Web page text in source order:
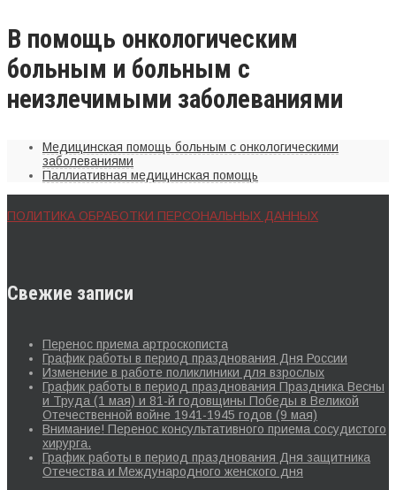
В помощь онкологическим
больным и больным с
неизлечимыми заболеваниями
Медицинская помощь больным с онкологическими
заболеваниями
Паллиативная медицинская помощь
ПОЛИТИКА ОБРАБОТКИ ПЕРСОНАЛЬНЫХ ДАННЫХ
Свежие записи
Перенос приема артроскописта
График работы в период празднования Дня России
Изменение в работе поликлиники для взрослых
График работы в период празднования Праздника Весны
и Труда (1 мая) и 81-й годовщины Победы в Великой
Отечественной войне 1941-1945 годов (9 мая)
Внимание! Перенос консультативного приема сосудистого
хирурга.
График работы в период празднования Дня защитника
Отечества и Международного женского дня